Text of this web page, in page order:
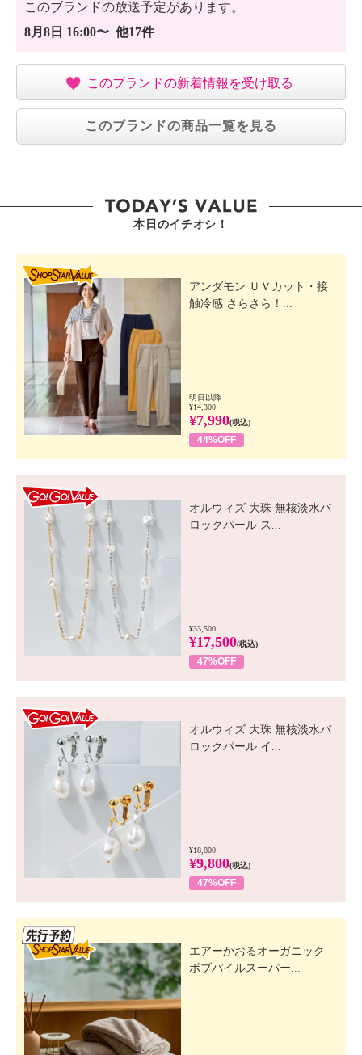
このブランドの放送予定があります。
8月8日 16:00〜 他17件
このブランドの新着情報を受け取る
このブランドの商品一覧を見る
本日のイチオシ！
アンダモン ＵＶカット・接
触冷感 さらさら！...
明日以降
¥14,300
¥7,990(税込)
44%OFF
オルウィズ 大珠 無核淡水バ
ロックパール ス...
¥33,500
¥17,500(税込)
47%OFF
オルウィズ 大珠 無核淡水バ
ロックパール イ...
¥18,800
¥9,800(税込)
47%OFF
エアーかおるオーガニック
ボブパイルスーパー...